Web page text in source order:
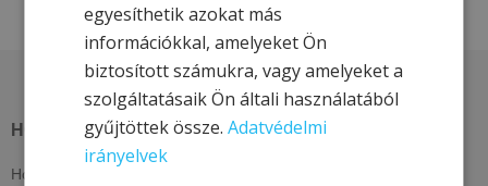
HOTEL & MORE HOTELS
Hotel & More szállodái ezen az oldalon csak itt elérhető, exkluzív
egyesíthetik azokat más
információkkal, amelyeket Ön
biztosított számukra, vagy amelyeket a
szolgáltatásaik Ön általi használatából
gyűjtöttek össze.Adatvédelmi
irányelvek